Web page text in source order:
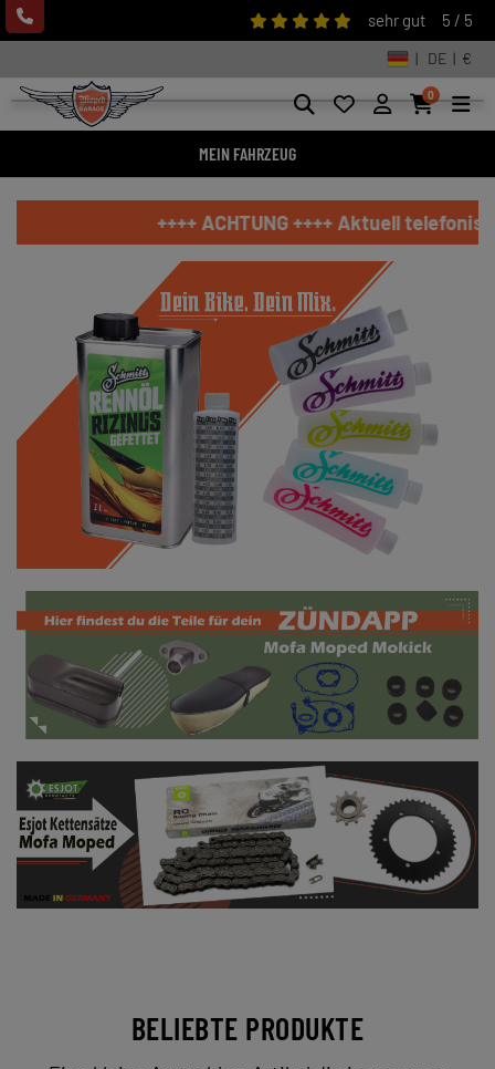
sehr gut 5 / 5
| DE | €
0
MEIN FAHRZEUG
++++ ACHTUNG ++++ Aktuell telefonisch
BELIEBTE PRODUKTE